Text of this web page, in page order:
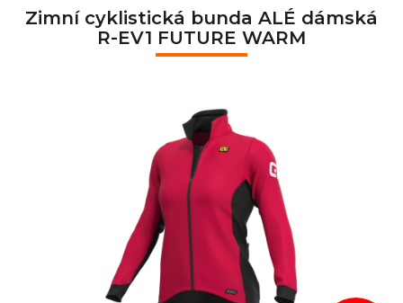
Zimní cyklistická bunda ALÉ dámská
R-EV1 FUTURE WARM